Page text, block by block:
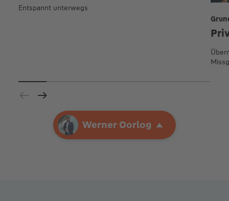
Ihre Agentur Werner Oorlog
Werner Oorlog
Entspannt unterwegs